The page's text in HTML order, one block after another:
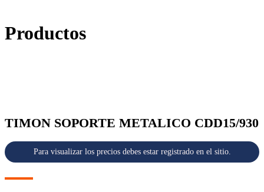
Productos
TIMON SOPORTE METALICO CDD15/930
Para visualizar los precios debes estar registrado en el sitio.